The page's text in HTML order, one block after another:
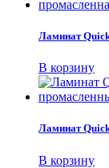
Ламинат
В корзину
Ламинат
В корзину